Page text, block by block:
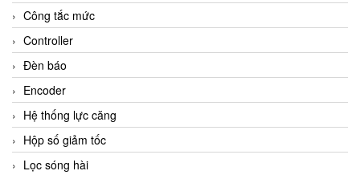
Công tắc mức
Controller
Đèn báo
Encoder
Hệ thống lực căng
Hộp số giảm tốc
Lọc sóng hài